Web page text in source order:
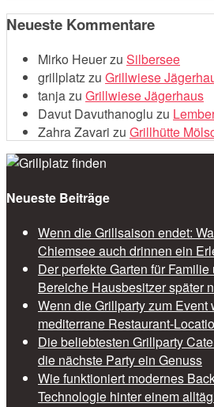
Neueste Kommentare
Mirko Heuerzu Silbersee
grillplatzzu Grillwiese
tanjazu Grillwiese Jägerhaus
Davut Davuthanoglu zu
Zahra Zavari zu Grillhütte
Neueste Beiträge
Wenn die Grillsaison endet:
Chiemsee auch drinnen ein
Der perfekte Garten für
Bereiche Hausbesitzer später
Wenn die Grillparty zum Event
mediterrane Restaurant-
Die beliebtesten Grillparty
die nächste Party ein Genuss
Wie funktioniert modernes
Technologie hinter einem